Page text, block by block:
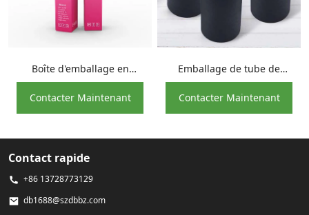
Boîte d'emballage en
papier crème pour
mascara en papier d'art de
conception OEM
Contacter Maintenant
Emballage de tube de
papier de baume à lèvres
noir
Contacter Maintenant
Contact rapide
+86 13728773129
db1688@szdbbz.com